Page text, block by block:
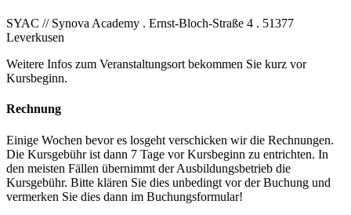
SYAC // Synova Academy . Ernst-Bloch-Straße 4 . 51377
Leverkusen
Weitere Infos zum Veranstaltungsort bekommen Sie kurz vor
Kursbeginn.
Rechnung
Einige Wochen bevor es losgeht verschicken wir die Rechnungen.
Die Kursgebühr ist dann 7 Tage vor Kursbeginn zu entrichten. In
den meisten Fällen übernimmt der Ausbildungsbetrieb die
Kursgebühr. Bitte klären Sie dies unbedingt vor der Buchung und
vermerken Sie dies dann im Buchungsformular!